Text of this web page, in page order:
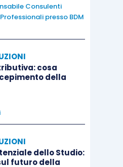
Consulenti
presso BDM
cosa
della
dello Studio:
futuro della